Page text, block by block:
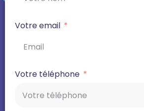
Votre email
Votre téléphone